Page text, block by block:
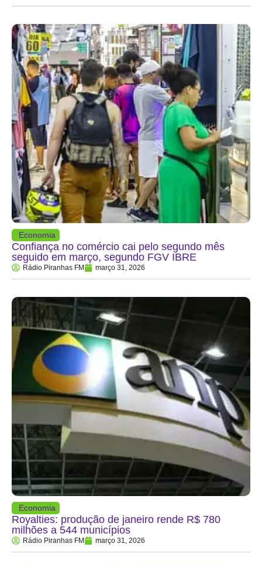
Economia
Confiança no comércio cai pelo segundo mês
seguido em março, segundo FGV IBRE
Rádio Piranhas FM março 31, 2026
Economia
Royalties: produção de janeiro rende R$ 780
milhões a 544 municípios
Rádio Piranhas FM março 31, 2026